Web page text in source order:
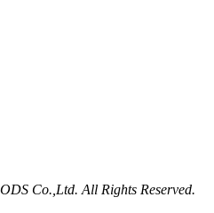
Co.,Ltd. All Rights Reserved.